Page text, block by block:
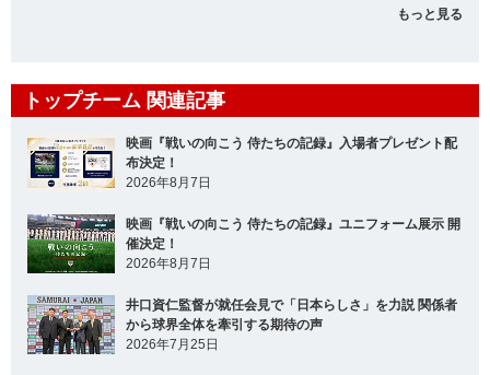
もっと見る
トップチーム 関連記事
映画『戦いの向こう 侍たちの記録』入場者プレゼント配
布決定！
2026年8月7日
映画『戦いの向こう 侍たちの記録』ユニフォーム展示 開
催決定！
2026年8月7日
井口資仁監督が就任会見で「日本らしさ」を力説 関係者
から球界全体を牽引する期待の声
2026年7月25日